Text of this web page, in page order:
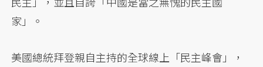
家」。
美國總統拜登親自主持的全球線上「民主峰會」，